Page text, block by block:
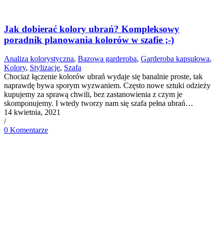
Jak dobierać kolory ubrań? Kompleksowy
poradnik planowania kolorów w szafie ;-)
Analiza kolorystyczna, Bazowa garderoba, Garderoba kapsułowa,
Kolory, Stylizacje, Szafa
Chociaż łączenie kolorów ubrań wydaje się banalnie proste, tak
naprawdę bywa sporym wyzwaniem. Często nowe sztuki odzieży
kupujemy za sprawą chwili, bez zastanowienia z czym je
skomponujemy. I wtedy tworzy nam się szafa pełna ubrań…
14 kwietnia, 2021
/
0 Komentarze